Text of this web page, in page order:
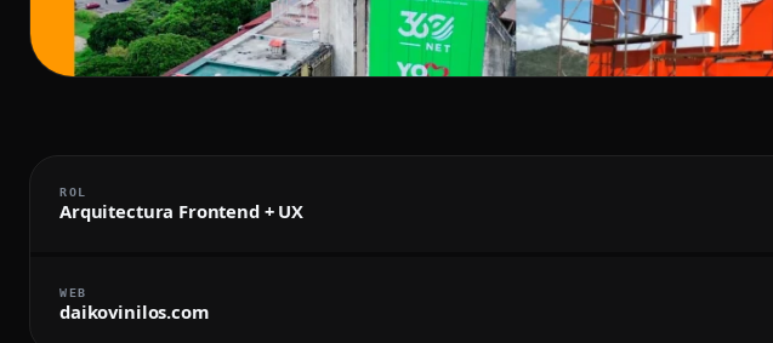
ROL
Arquitectura Frontend + UX
WEB
daikovinilos.com